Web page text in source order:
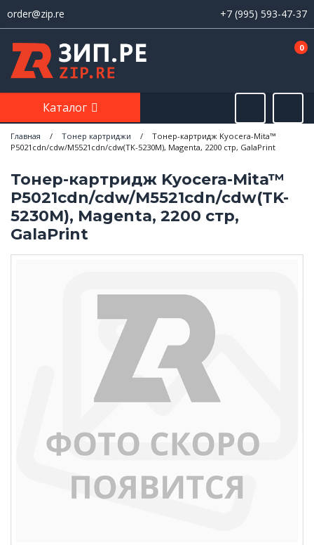
order@zip.re +7 (995) 593-47-37
0
Каталог
Главная / Тонер картриджи /
Тонер-картридж Kyocera-Mita™
P5021cdn/cdw/M5521cdn/cdw(TK-5230M), Magenta, 2200 стр, GalaPrint
Тонер-картридж Kyocera-Mita™
P5021cdn/cdw/M5521cdn/cdw(TK-
5230M), Magenta, 2200 стр,
GalaPrint